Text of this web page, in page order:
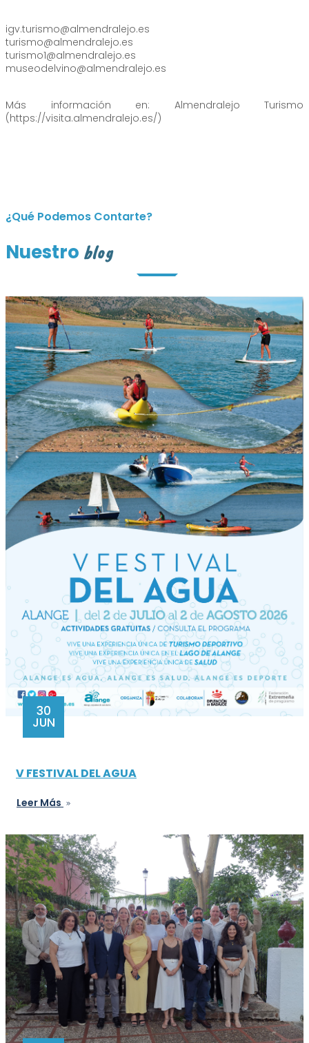
igv.turismo@almendralejo.es
turismo@almendralejo.es
turismo1@almendralejo.es
museodelvino@almendralejo.es
Más información en: Almendralejo Turismo
(https://visita.almendralejo.es/)
¿Qué Podemos Contarte?
Nuestro blog
30
JUN
V FESTIVAL DEL AGUA
Leer Más